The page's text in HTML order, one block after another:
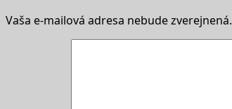
Vaša e-mailová adresa nebude zverejnená.